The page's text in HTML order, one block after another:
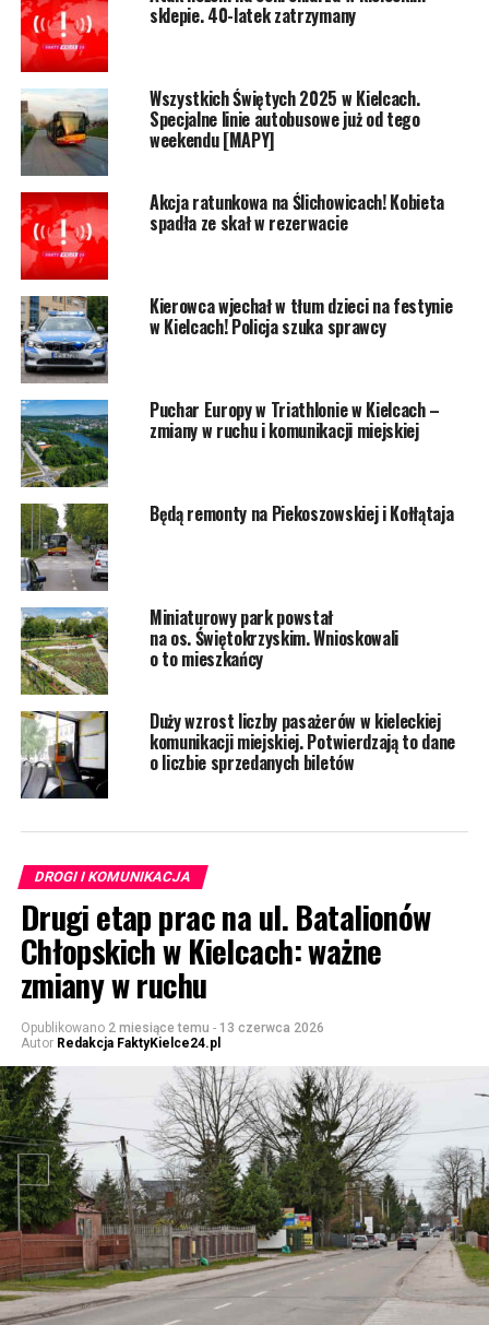
sklepie. 40-latek zatrzymany
Wszystkich Świętych 2025 w Kielcach.
Specjalne linie autobusowe już od tego
weekendu [MAPY]
Akcja ratunkowa na Ślichowicach! Kobieta
spadła ze skał w rezerwacie
Kierowca wjechał w tłum dzieci na festynie
w Kielcach! Policja szuka sprawcy
Puchar Europy w Triathlonie w Kielcach –
zmiany w ruchu i komunikacji miejskiej
Będą remonty na Piekoszowskiej i Kołłątaja
Miniaturowy park powstał
na os. Świętokrzyskim. Wnioskowali
o to mieszkańcy
Duży wzrost liczby pasażerów w kieleckiej
komunikacji miejskiej. Potwierdzają to dane
o liczbie sprzedanych biletów
DROGI I KOMUNIKACJA
Drugi etap prac na ul. Batalionów
Chłopskich w Kielcach: ważne
zmiany w ruchu
Opublikowano 2 miesiące temu - 13 czerwca 2026
Autor Redakcja FaktyKielce24.pl